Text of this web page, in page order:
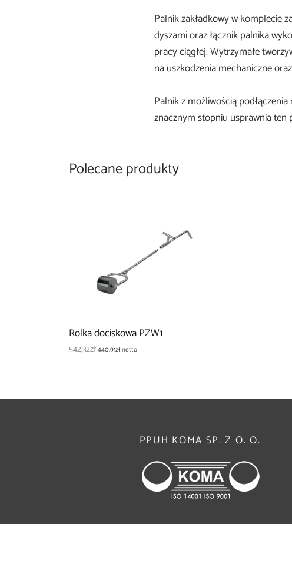
Palnik zakładkowy w komplecie
dyszami oraz łącznik palnika
pracy ciągłej. Wytrzymałe
na uszkodzenia mechaniczne
Palnik z możliwością
znacznym stopniu usprawnia ten
Polecane produkty
Rolka dociskowa PZW1
542,32zł440,91złnetto
PPUH KOMA SP. Z O. O.